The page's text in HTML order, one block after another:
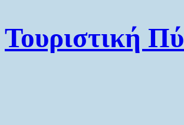
Τουριστική